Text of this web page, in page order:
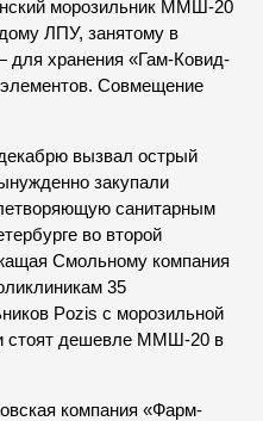
морозильник ММШ-20
ЛПУ, занятому в
для хранения «Гам-Ковид-
Совмещение
вызвал острый
закупали
санитарным
во второй
Смольному компания
35
Pozis с морозильной
стоят дешевле ММШ-20 в
компания «Фарм-